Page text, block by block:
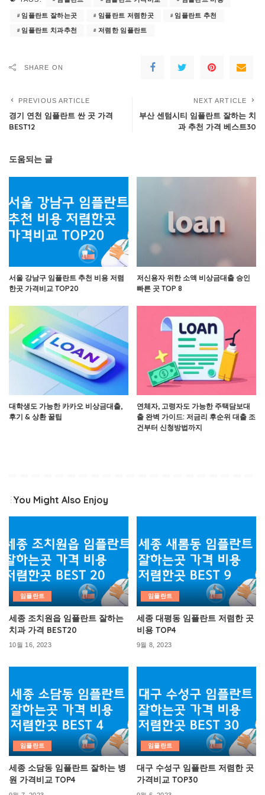
임플란트 잘하는곳 임플란트 저렴한곳 임플란트 추천
임플란트 치과추천 저렴한 임플란트
SHARE ON
PREVIOUS ARTICLE
경기 연천 임플란트 싼 곳 가격
BEST12
NEXT ARTICLE
부산 센텀시티 임플란트 잘하는 치
과 추천 가격 베스트30
도움되는 글
서울 강남구 임플란트 추천 비용 저렴
한곳 가격비교 TOP20
저신용자 위한 소액 비상금대출 승인
빠른 곳 TOP 8
대학생도 가능한 카카오 비상금대출,
후기 & 상환 꿀팁
연체자, 고령자도 가능한 주택담보대
출 완벽 가이드: 저금리 후순위 대출 조
건부터 신청방법까지
You Might Also Enjoy
임플란트
세종 조치원읍 임플란트 잘하는
치과 가격 BEST20
10월 16, 2023
임플란트
세종 대평동 임플란트 저렴한 곳
비용 TOP4
9월 8, 2023
임플란트
세종 소담동 임플란트 잘하는 병
원 가격비교 TOP4
임플란트
대구 수성구 임플란트 저렴한 곳
가격비교 TOP30